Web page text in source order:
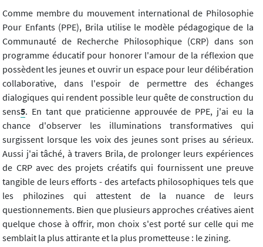
Comme membre du mouvement international de Philosophie
Pour Enfants (PPE), Brila utilise le modèle pédagogique de la
Communauté de Recherche Philosophique (CRP) dans son
programme éducatif pour honorer l'amour de la réflexion que
possèdent les jeunes et ouvrir un espace pour leur délibération
collaborative, dans l'espoir de permettre des échanges
dialogiques qui rendent possible leur quête de construction du
sens5. En tant que praticienne approuvée de PPE, j'ai eu la
chance d'observer les illuminations transformatives qui
surgissent lorsque les voix des jeunes sont prises au sérieux.
Aussi j'ai tâché, à travers Brila, de prolonger leurs expériences
de CRP avec des projets créatifs qui fournissent une preuve
tangible de leurs efforts - des artefacts philosophiques tels que
les philozines qui attestent de la nuance de leurs
questionnements. Bien que plusieurs approches créatives aient
quelque chose à offrir, mon choix s'est porté sur celle qui me
semblait la plus attirante et la plus prometteuse : le zining.